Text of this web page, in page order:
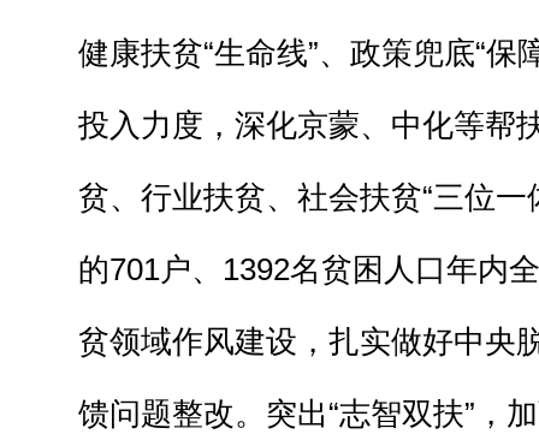
健康扶贫“生命线”、政策兜底“保
投入力度，深化京蒙、中化等帮
贫、行业扶贫、社会扶贫“三位
的701户、1392名贫困人口年内
贫领域作风建设，扎实做好中央
馈问题整改。突出“志智双扶”，